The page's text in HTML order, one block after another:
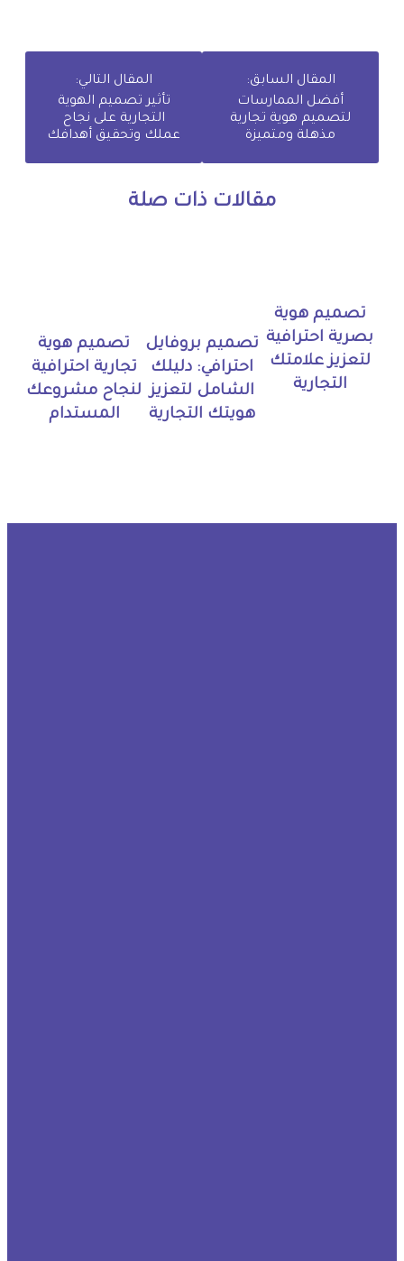
المقال السابق:
أفضل الممارسات
لتصميم هوية تجارية
مذهلة ومتميزة
المقال التالي:
تأثير تصميم الهوية
التجارية على نجاح
عملك وتحقيق أهدافك
مقالات ذات صلة
تصميم هوية
بصرية احترافية
لتعزيز علامتك
التجارية
تصميم بروفايل
احترافي: دليلك
الشامل لتعزيز
هويتك التجارية
تصميم هوية
تجارية احترافية
لنجاح مشروعك
المستدام